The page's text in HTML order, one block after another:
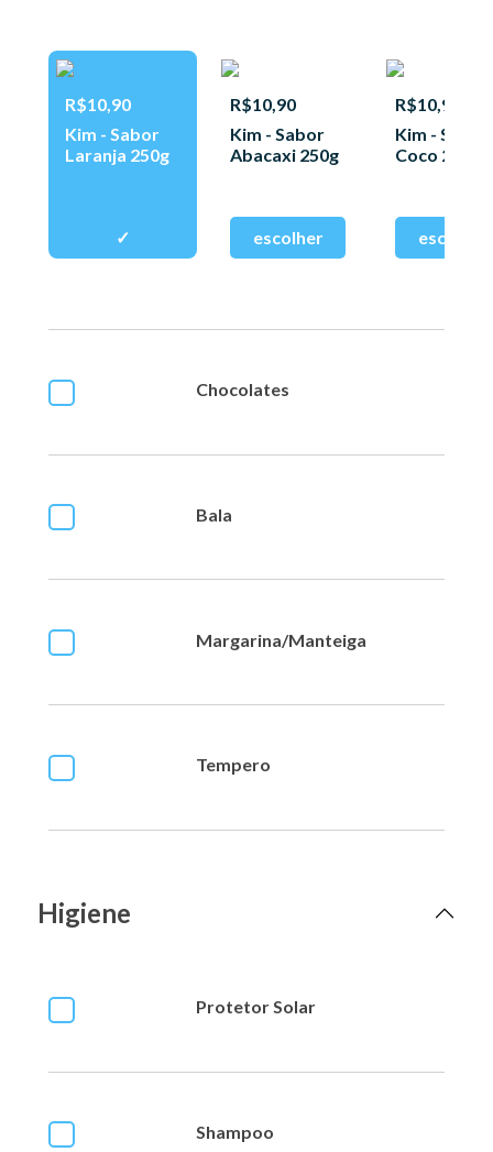
R$10,90
Kim - Sabor
Laranja 250g
R$10,90
Kim - Sabor
Abacaxi 250g
R$10,90
Kim - Sabor
Coco 250g
Chocolates
Bala
Margarina/Manteiga
Tempero
Higiene
Protetor Solar
Shampoo